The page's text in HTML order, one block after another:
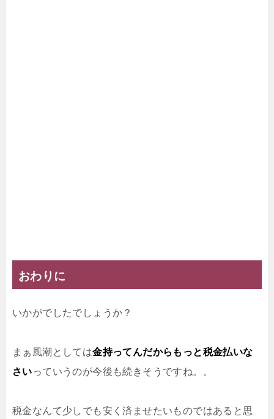
おわりに
いかがでしたでしょうか？
まぁ風潮としては金持ってんだからもっと税金払いな
さいっていうのが今後も続きそうですね。。
税金なんて少しでも安く済ませたいものではあると思